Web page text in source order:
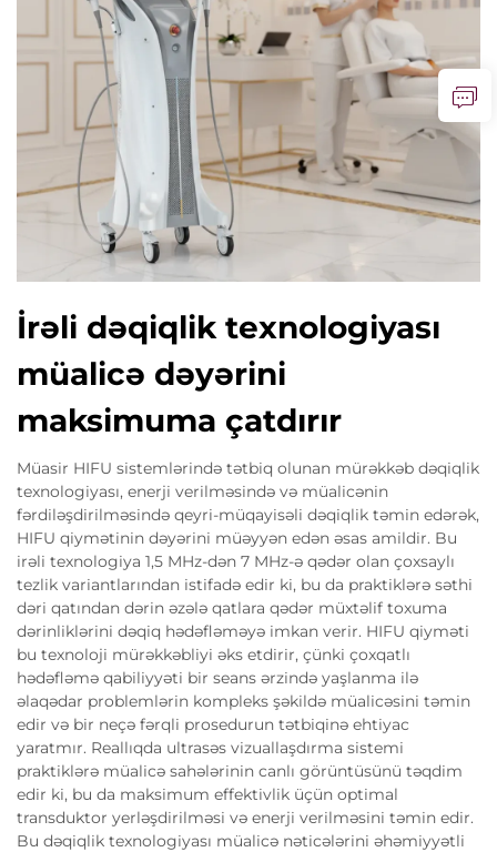
İrəli dəqiqlik texnologiyası
müalicə dəyərini
maksimuma çatdırır
Müasir HIFU sistemlərində tətbiq olunan mürəkkəb dəqiqlik
texnologiyası, enerji verilməsində və müalicənin
fərdiləşdirilməsində qeyri-müqayisəli dəqiqlik təmin edərək,
HIFU qiymətinin dəyərini müəyyən edən əsas amildir. Bu
irəli texnologiya 1,5 MHz-dən 7 MHz-ə qədər olan çoxsaylı
tezlik variantlarından istifadə edir ki, bu da praktiklərə səthi
dəri qatından dərin əzələ qatlara qədər müxtəlif toxuma
dərinliklərini dəqiq hədəfləməyə imkan verir. HIFU qiyməti
bu texnoloji mürəkkəbliyi əks etdirir, çünki çoxqatlı
hədəfləmə qabiliyyəti bir seans ərzində yaşlanma ilə
əlaqədar problemlərin kompleks şəkildə müalicəsini təmin
edir və bir neçə fərqli prosedurun tətbiqinə ehtiyac
yaratmır. Reallıqda ultrasəs vizuallaşdırma sistemi
praktiklərə müalicə sahələrinin canlı görüntüsünü təqdim
edir ki, bu da maksimum effektivlik üçün optimal
transduktor yerləşdirilməsi və enerji verilməsini təmin edir.
Bu dəqiqlik texnologiyası müalicə nəticələrini əhəmiyyətli